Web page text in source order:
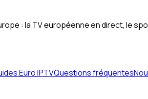
: la TV européenne en direct, le
Euro IPTVQuestions fréquentes